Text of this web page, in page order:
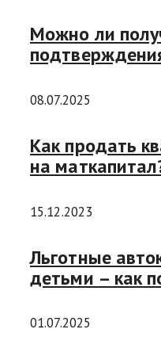
Можно ли
08.07.2025
Как продать
на
15.12.2023
Льготные
детьми – как
01.07.2025